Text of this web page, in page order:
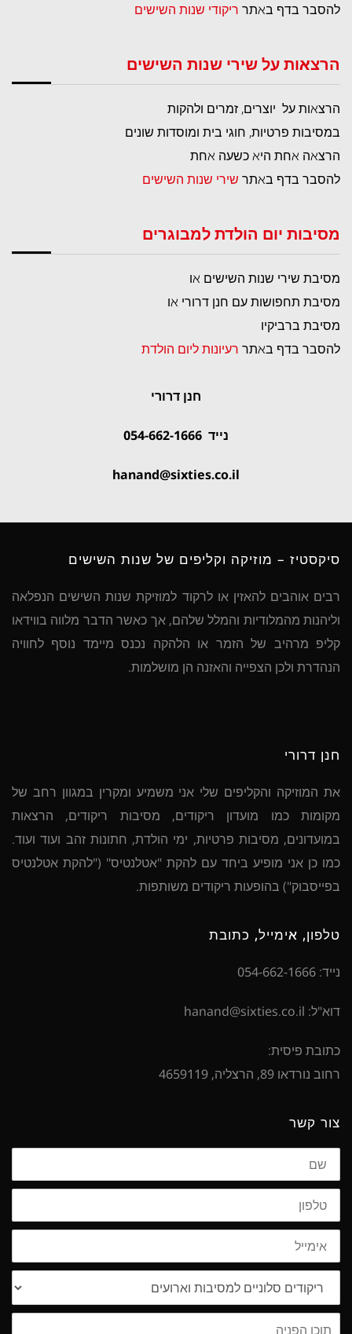
להסבר בדף באתר ריקודי שנות השישים
הרצאות על שירי שנות השישים
הרצאות על יוצרים, זמרים ולהקות
במסיבות פרטיות, חוגי בית ומוסדות שונים
הרצאה אחת היא כשעה אחת
להסבר בדף באתר שירי שנות השישים
מסיבות יום הולדת למבוגרים
מסיבת שירי שנות השישים או
מסיבת תחפושות עם חנן דרורי או
מסיבת ברביקיו
להסבר בדף באתר רעיונות ליום הולדת
חנן דרורי
נייד 054-662-1666
hanand@sixties.co.il
סיקסטיז – מוזיקה וקליפים של שנות השישים
רבים אוהבים להאזין או לרקוד למוזיקת שנות השישים הנפלאה
וליהנות מהמלודיות והמלל שלהם, אך כאשר הדבר מלווה בווידאו
קליפ מרהיב של הזמר או הלהקה נכנס מיימד נוסף לחוויה
הנהדרת ולכן הצפייה והאזנה הן מושלמות.
חנן דרורי
את המוזיקה והקליפים שלי אני משמיע ומקרין במגוון רחב של
מקומות כמו מועדון ריקודים, מסיבות ריקודים, הרצאות
במועדונים, מסיבות פרטיות, ימי הולדת, חתונות זהב ועוד ועוד.
כמו כן אני מופיע ביחד עם להקת "אטלנטיס" ("להקת אטלנטיס
בפייסבוק") בהופעות ריקודים משותפות.
טלפון, אימייל, כתובת
נייד: 054-662-1666
דוא"ל: hanand@sixties.co.il
כתובת פיסית:
רחוב נורדאו 89, הרצליה, 4659119
צור קשר
שם
טלפון
אימייל
נושא
תוכן